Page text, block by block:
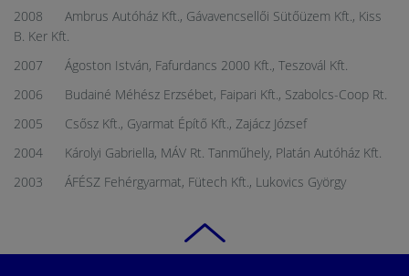
2008 Ambrus Autóház Kft., Gávavencsellői Sütőüzem Kft., Kiss
B. Ker Kft.
2007 Ágoston István, Fafurdancs 2000 Kft., Teszovál Kft.
2006 Budainé Méhész Erzsébet, Faipari Kft., Szabolcs-Coop Rt.
2005 Csősz Kft., Gyarmat Építő Kft., Zajácz József
2004 Károlyi Gabriella, MÁV Rt. Tanműhely, Platán Autóház Kft.
2003 ÁFÉSZ Fehérgyarmat, Fütech Kft., Lukovics György